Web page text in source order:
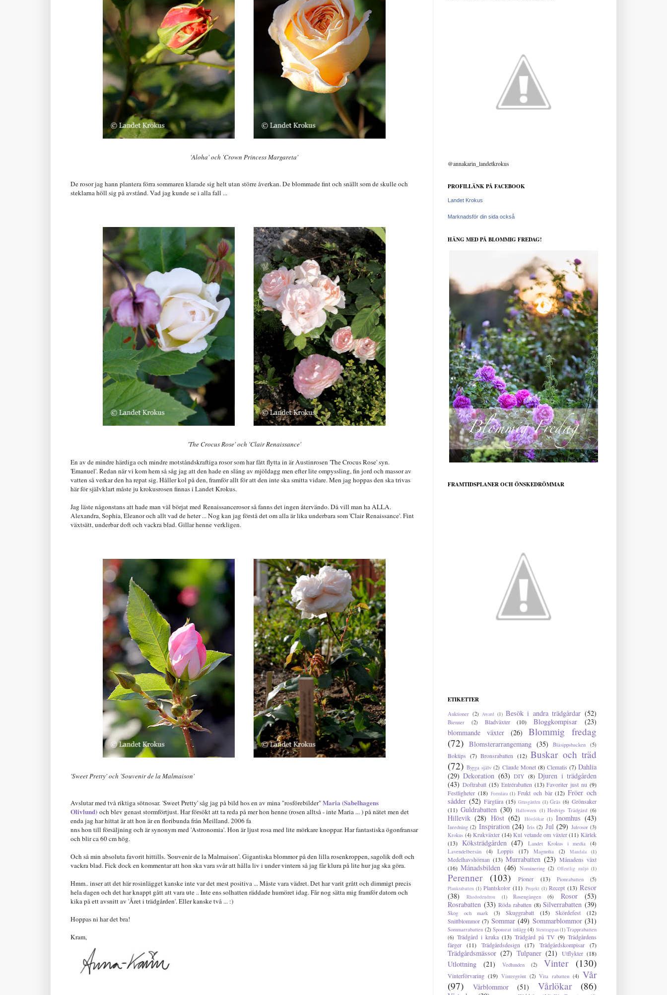
'Aloha' och 'Crown Princess Margareta'
De rosor jag hann plantera förra sommaren klarade sig helt utan större åverkan. De blommade fint och snällt som de skulle och
steklarna höll sig på avstånd. Vad jag kunde se i alla fall ...
'The Crocus Rose' och 'Clair Renaissance'
En av de mindre härdiga och mindre motståndskraftiga rosor som har fått flytta in är Austinrosen 'The Crocus Rose' syn.
'Emanuel'. Redan när vi kom hem så såg jag att den hade en släng av mjöldagg men efter lite ompyssling, fin jord och massor av
vatten så verkar den ha repat sig. Håller kol på den, framför allt för att den inte ska smitta vidare. Men jag hoppas den ska trivas
här för självklart måste ju krokusrosen finnas i Landet Krokus.
Jag läste någonstans att hade man väl börjat med Renaissancerosor så fanns det ingen återvändo. Då vill man ha ALLA.
Alexandra, Sophia, Eleanor och allt vad de heter ... Nog kan jag förstå det om alla är lika underbara som 'Clair Renaissance'. Fint
växtsätt, underbar doft och vackra blad. Gillar henne verkligen.
'Sweet Pretty' och 'Souvenir de la Malmaison'
Avslutar med två riktiga sötnosar. 'Sweet Pretty' såg jag på bild hos en av mina "rosförebilder"Maria (Sabelhagens
Olivlund) och blev genast stormförtjust. Har försökt att ta reda på mer hon henne (rosen alltså - inte Maria ... ) på nätet men det
enda jag har hittat är att hon är en floribunda från Meilland. 2006 fa
nns hon till försäljning och är synonym med 'Astronomia'. Hon är ljust rosa med lite mörkare knoppar. Har fantastiska ögonfransar
och blir ca 60 cm hög.
Och så min absoluta favorit hittills. 'Souvenir de la Malmaison'. Gigantiska blommor på den lilla rosenkroppen, sagolik doft och
vackra blad. Fick dock en kommentar att hon ska vara svår att hålla liv i under vintern så jag får klura på lite hur jag ska göra.
Hmm.. inser att det här rosinlägget kanske inte var det mest positiva ... Måste vara vädret. Det har varit grått och dimmigt precis
hela dagen och det har knappt gått att vara ute .. Inte ens solhatten räddade humöret idag. Får nog sätta mig framför datorn och
kika på ett avsnitt av 'Året i trädgården'. Eller kanske två ... :)
Hoppas ni har det bra!
Kram,
@annakarin_landetkrokus
PROFILLÄNK PÅ FACEBOOK
Landet Krokus
Marknadsför din sida också
HÄNG MED PÅ BLOMMIG FREDAG!
FRAMTIDSPLANER OCH ÖNSKEDRÖMMAR
ETIKETTER
Auktioner (2) Award (1) Besök i andra trädgårdar (52)
Bienner (2) Bladväxter (10) Bloggkompisar
(23)
blommande växter
(26)
Blommig fredag
(72) Blomsterarrangemang (35) Blåsippsbacken (5)
Boktips (7) Bronsrabatten (12) Buskar och träd
(72) Bygga själv (2) Claude Monet (8) Clematis (7) Dahlia
(29) Dekoration (63) DIY (8) Djuren i trädgården
(43) Doftrabatt (15) Entrérabatten (13) Favoriter just nu (9)
Festligheter (18) Formlära (1) Frukt och bär (12) Fröer och
sådder (52) Färglära (15) Grusgården (1) Gräs (6) Grönsaker
(11) Guldrabatten (30) Halloween (1) Hedvigs Trädgård (6)
Hillevik (28) Höst (62) Höstlökar (1) Inomhus (43)
Inredning (2) Inspiration (24) Iris (2) Jul (29) Julrosor (3)
Krokus (4) Krukväxter (14) Kul vetande om växter (11) Kärlek
(13) Köksträdgården (47) Landet Krokus i media
(4)
Lavendelbersån
(4) Loppis (17) Magnolia (2) Mandala (1)
Medelhavshörnan (13) Murrabatten (23) Månadens växt
(16) Månadsbilden (46) Nominering (2) Offentlig miljö (1)
Perenner (103) Pioner (13) Pionrabatten (5)
Plankrabatten (1) Plantskolor (11) Projekt (1) Recept (13) Resor
(38)
Rhododendron (1) Rosengången (6) Rosor
(53)
Rosrabatten (33) Röda rabatten (8) Silverrabatten (39)
Skog och mark (3) Skuggrabatt (15) Skördefest
(12)
Snittblommor (7) Sommar (49) Sommarblommor (31)
Sommarrabatten (2) Sponsrat inlägg (4) Stentrappan(1) Trapprabatten
(6) Trädgård i kruka (13) Trädgård på TV (9) Trädgårdens
färger
(11) Trädgårdsdesign (17) Trädgårdskompisar (7)
Trädgårdsmässor (27) Tulpaner (21) Utflykter (18)
Utlottning (21) Vedlunden (2) Vinter (130)
Vinterförvaring (19) Vintergrönt (2) Vita rabatten (4) Vår
(97)
Vårblommor (51) Vårlökar (86)